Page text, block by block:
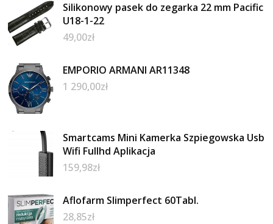
Silikonowy pasek do zegarka 22 mm Pacific
U18-1-22
49,00zł
EMPORIO ARMANI AR11348
1 290,00zł
Smartcams Mini Kamerka Szpiegowska Usb
Wifi Fullhd Aplikacja
159,98zł
Aflofarm Slimperfect 60Tabl.
28,85zł